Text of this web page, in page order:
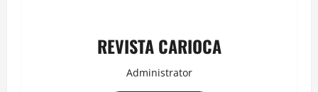
REVISTA CARIOCA
Administrator